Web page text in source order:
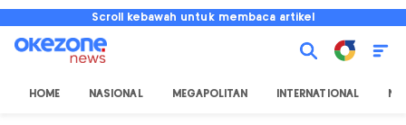
Scroll kebawah untuk membaca artikel
HOME NASIONAL MEGAPOLITAN INTERNATIONAL